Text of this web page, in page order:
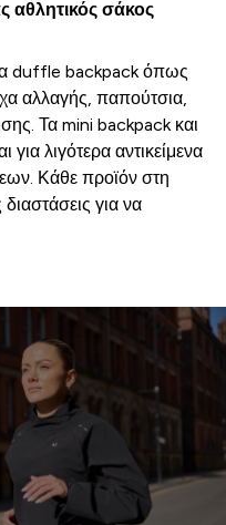
αθλητικός σάκος
duffle backpack όπως
αλλαγής, παπούτσια,
Τα mini backpack και
για λιγότερα αντικείμενα
Κάθε προϊόν στη
για να